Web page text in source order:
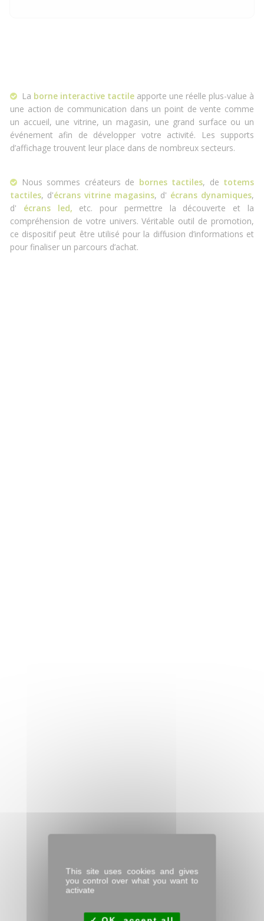
La borne interactive tactile apporte une réelle plus-value à
une action de communication dans un point de vente comme
un accueil, une vitrine, un magasin, une grand surface ou un
événement afin de développer votre activité. Les supports
d’affichage trouvent leur place dans de nombreux secteurs.
Nous sommes créateurs de bornes tactiles, de totems
tactiles, d'écrans vitrine magasins, d' écrans dynamiques,
d' écrans led, etc. pour permettre la découverte et la
compréhension de votre univers. Véritable outil de promotion,
ce dispositif peut être utilisé pour la diffusion d’informations et
pour finaliser un parcours d’achat.
This site uses cookies and gives
you control over what you want to
activate